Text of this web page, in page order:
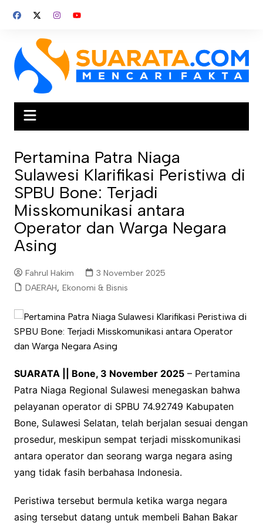
Pertamina Patra Niaga
Sulawesi Klarifikasi Peristiwa di
SPBU Bone: Terjadi
Misskomunikasi antara
Operator dan Warga Negara
Asing
Fahrul Hakim
3 November 2025
DAERAH, Ekonomi & Bisnis
SUARATA || Bone, 3 November 2025– Pertamina
Patra Niaga Regional Sulawesi menegaskan bahwa
pelayanan operator di SPBU 74.92749 Kabupaten
Bone, Sulawesi Selatan, telah berjalan sesuai dengan
prosedur, meskipun sempat terjadi misskomunikasi
antara operator dan seorang warga negara asing
yang tidak fasih berbahasa Indonesia.
Peristiwa tersebut bermula ketika warga negara
asing tersebut datang untuk membeli Bahan Bakar